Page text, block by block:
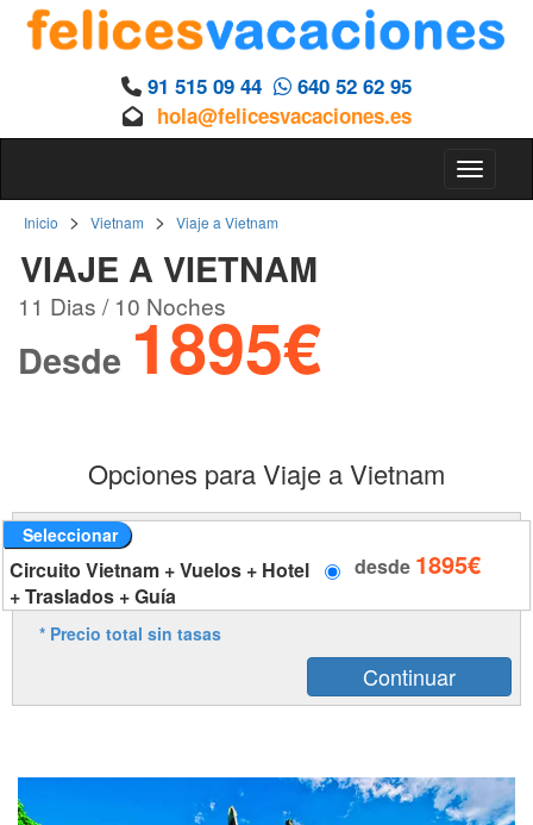
91 515 09 44
640 52 62 95
hola@felicesvacaciones.es
Inicio > Vietnam > Viaje a Vietnam
VIAJE A VIETNAM
11 Dias / 10 Noches
Desde 1895€
Opciones para Viaje a Vietnam
Seleccionar
Circuito Vietnam + Vuelos + Hotel
+ Traslados + Guía
desde 1895€
* Precio total sin tasas